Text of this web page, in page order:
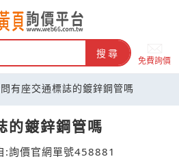
搜尋
免費詢價
有座交通標誌的鍍鋅鋼管嗎
的鍍鋅鋼管嗎
:詢價官網單號458881